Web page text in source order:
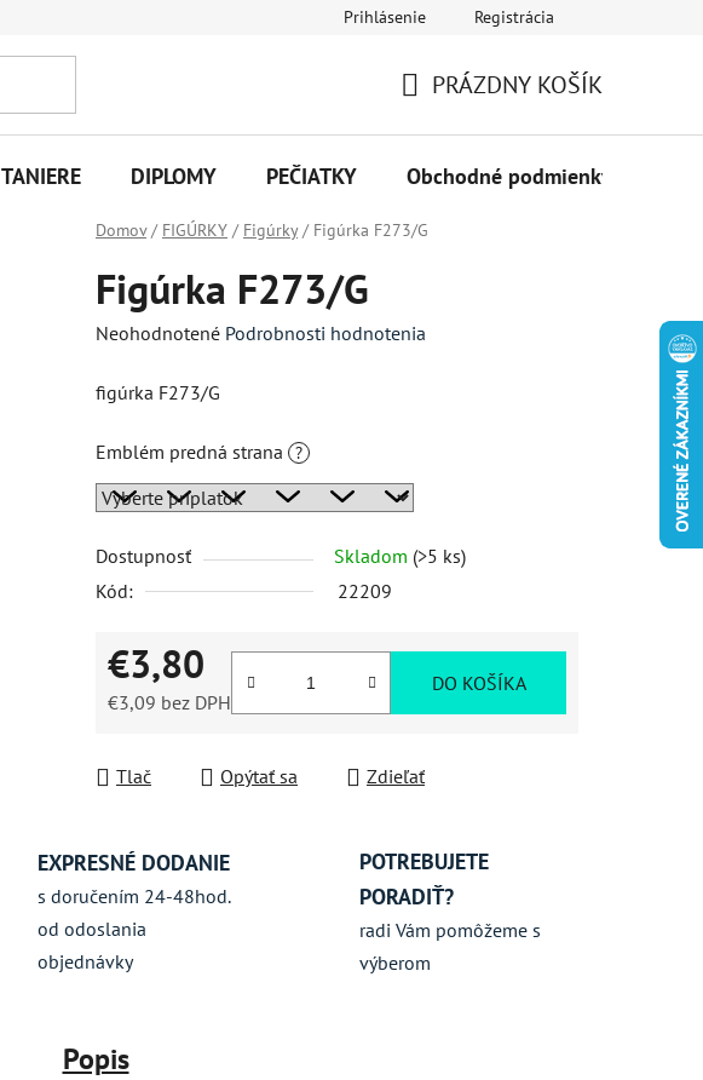
Prihlásenie Registrácia
KOŠÍK
PRÁZDNY KOŠÍK
TANIERE DIPLOMY PEČIATKY Obchodné podmienky
Domov / FIGÚRKY / Figúrky / Figúrka F273/G
Figúrka F273/G
Priemerné
produktu
0,0
z
hviezdičiek.
Neohodnotené Podrobnosti hodnotenia
figúrka F273/G
Emblém predná strana ?
Dostupnosť Skladom (>5 ks)
Kód:
22209
€3,80
€3,09 bez DPH
DO KOŠÍKA
Tlač Opýtať sa Zdieľať
EXPRESNÉ DODANIE
s doručením 24-48hod.
od odoslania
objednávky
POTREBUJETE
PORADIŤ?
radi Vám pomôžeme s
výberom
Popis